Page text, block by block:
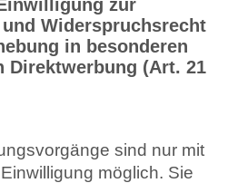
zur
Widerspruchsrecht
in besonderen
Direktwerbung (Art. 21
sind nur mit
möglich. Sie